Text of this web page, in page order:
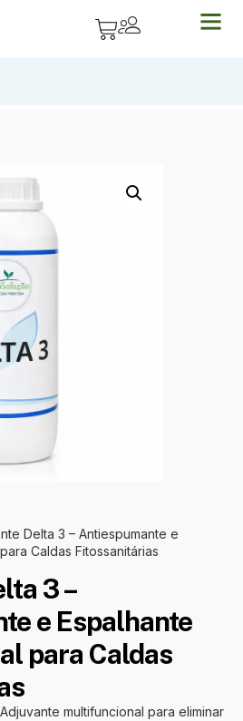
Delta 3 – Antiespumante e
Caldas Fitossanitárias
3 –
e Espalhante
para Caldas
multifuncional para eliminar